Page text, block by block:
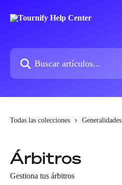
Buscar artículos...
Todas las colecciones Generalidades
Árbitros
Gestiona tus árbitros